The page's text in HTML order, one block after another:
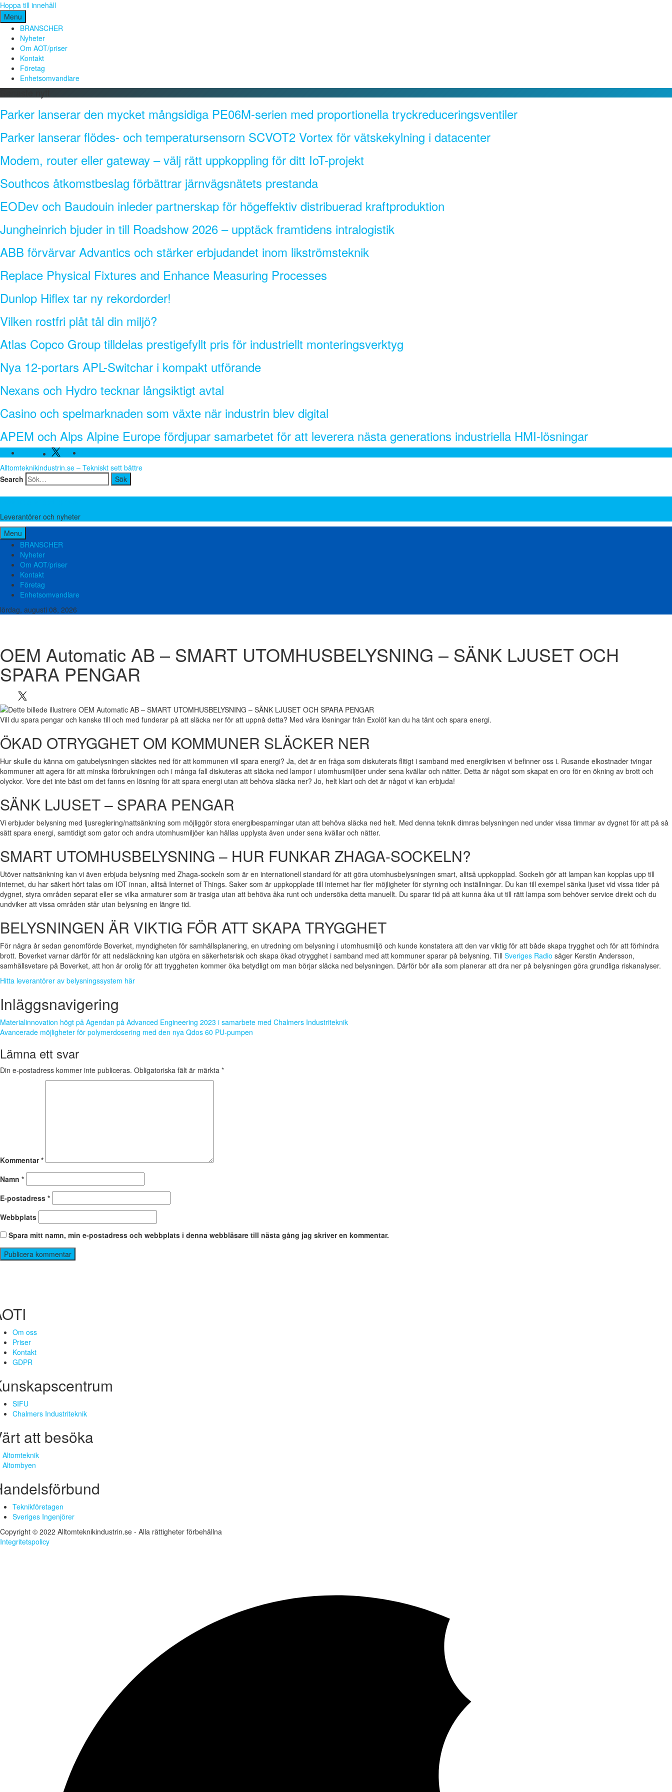
Hoppa till innehåll
Menu
BRANSCHER
Nyheter
Om AOT/priser
Kontakt
Företag
Enhetsomvandlare
Senaste nytt
Parker lanserar den mycket mångsidiga PE06M-serien med proportionella tryckreduceringsventiler
Parker lanserar flödes- och temperatursensorn SCVOT2 Vortex för vätskekylning i datacenter
Modem, router eller gateway – välj rätt uppkoppling för ditt IoT-projekt
Southcos åtkomstbeslag förbättrar järnvägsnätets prestanda
EODev och Baudouin inleder partnerskap för högeffektiv distribuerad kraftproduktion
Jungheinrich bjuder in till Roadshow 2026 – upptäck framtidens intralogistik
ABB förvärvar Advantics och stärker erbjudandet inom likströmsteknik
Replace Physical Fixtures and Enhance Measuring Processes
Dunlop Hiflex tar ny rekordorder!
Vilken rostfri plåt tål din miljö?
Atlas Copco Group tilldelas prestigefyllt pris för industriellt monteringsverktyg
Nya 12-portars APL-Switchar i kompakt utförande
Nexans och Hydro tecknar långsiktigt avtal
Casino och spelmarknaden som växte när industrin blev digital
APEM och Alps Alpine Europe fördjupar samarbetet för att leverera nästa generations industriella HMI-lösningar
Facebook Twitter
Alltomteknikindustrin.se – Tekniskt sett bättre
Search
Leverantörer och nyheter
Menu
BRANSCHER
Nyheter
Om AOT/priser
Kontakt
Företag
Enhetsomvandlare
lördag, augusti 08, 2026
OEM Automatic AB – SMART UTOMHUSBELYSNING – SÄNK LJUSET OCH
SPARA PENGAR
Vill du spara pengar och kanske till och med funderar på att släcka ner för att uppnå detta? Med våra lösningar från Exolöf kan du ha tänt och spara energi.
ÖKAD OTRYGGHET OM KOMMUNER SLÄCKER NER
Hur skulle du känna om gatubelysningen släcktes ned för att kommunen vill spara energi? Ja, det är en fråga som diskuterats flitigt i samband med energikrisen vi befinner oss i. Rusande elkostnader tvingar
kommuner att agera för att minska förbrukningen och i många fall diskuteras att släcka ned lampor i utomhusmiljöer under sena kvällar och nätter. Detta är något som skapat en oro för en ökning av brott och
olyckor. Vore det inte bäst om det fanns en lösning för att spara energi utan att behöva släcka ner? Jo, helt klart och det är något vi kan erbjuda!
SÄNK LJUSET – SPARA PENGAR
Vi erbjuder belysning med ljusreglering/nattsänkning som möjliggör stora energibesparningar utan att behöva släcka ned helt. Med denna teknik dimras belysningen ned under vissa timmar av dygnet för att på så
sätt spara energi, samtidigt som gator och andra utomhusmiljöer kan hållas upplysta även under sena kvällar och nätter.
SMART UTOMHUSBELYSNING – HUR FUNKAR ZHAGA-SOCKELN?
Utöver nattsänkning kan vi även erbjuda belysning med Zhaga-sockeln som är en internationell standard för att göra utomhusbelysningen smart, alltså uppkopplad. Sockeln gör att lampan kan kopplas upp till
internet, du har säkert hört talas om IOT innan, alltså Internet of Things. Saker som är uppkopplade till internet har fler möjligheter för styrning och inställningar. Du kan till exempel sänka ljuset vid vissa tider på
dygnet, styra områden separat eller se vilka armaturer som är trasiga utan att behöva åka runt och undersöka detta manuellt. Du sparar tid på att kunna åka ut till rätt lampa som behöver service direkt och du
undviker att vissa områden står utan belysning en längre tid.
BELYSNINGEN ÄR VIKTIG FÖR ATT SKAPA TRYGGHET
För några år sedan genomförde Boverket, myndigheten för samhällsplanering, en utredning om belysning i utomhusmiljö och kunde konstatera att den var viktig för att både skapa trygghet och för att förhindra
brott. Boverket varnar därför för att nedsläckning kan utgöra en säkerhetsrisk och skapa ökad otrygghet i samband med att kommuner sparar på belysning. Till Sveriges Radio säger Kerstin Andersson,
samhällsvetare på Boverket, att hon är orolig för att tryggheten kommer öka betydligt om man börjar släcka ned belysningen. Därför bör alla som planerar att dra ner på belysningen göra grundliga riskanalyser.
Hitta leverantörer av belysningssystem här
Inläggsnavigering
Materialinnovation högt på Agendan på Advanced Engineering 2023 i samarbete med Chalmers Industriteknik
Avancerade möjligheter för polymerdosering med den nya Qdos 60 PU-pumpen
Lämna ett svar
Din e-postadress kommer inte publiceras. Obligatoriska fält är märkta *
Kommentar*
Namn *
E-postadress *
Webbplats
Spara mitt namn, min e-postadress och webbplats i denna webbläsare till nästa gång jag skriver en kommentar.
Om oss
Priser
Kontakt
GDPR
SIFU
Chalmers Industriteknik
att besöka
Altomteknik
Altombyen
Teknikföretagen
Sveriges Ingenjörer
Copyright © 2022 Alltomteknikindustrin.se - Alla rättigheter förbehållna
Integritetspolicy